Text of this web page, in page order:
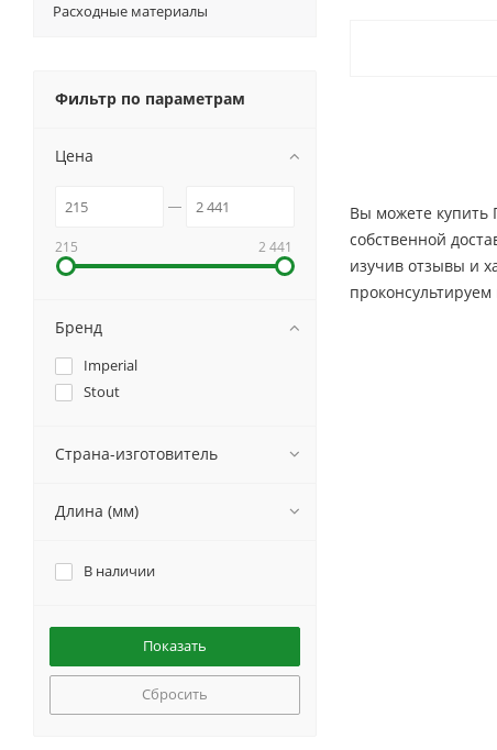
Вы можете купить
собственной
изучив отзывы и
Расходные материалы
Фильтр по параметрам
Цена
215 2 441
Бренд
Imperial
Stout
Страна-изготовитель
Длина (мм)
В наличии
Сбросить